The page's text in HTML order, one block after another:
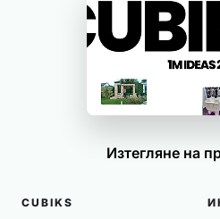
Изтегляне на
CUBIKS